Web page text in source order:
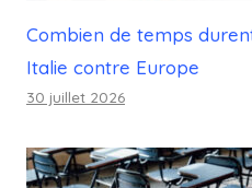
Combien de temps
Italie contre Europe
30 juillet 2026